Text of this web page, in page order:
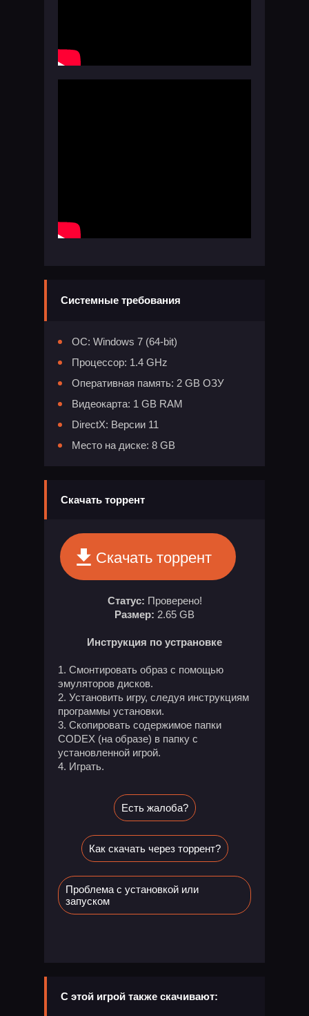
Системные требования
ОС: Windows 7 (64-bit)
Процессор: 1.4 GHz
Оперативная память: 2 GB ОЗУ
Видеокарта: 1 GB RAM
DirectX: Версии 11
Место на диске: 8 GB
Скачать торрент
Скачать торрент
Статус: Проверено!
Размер: 2.65 GB
Инструкция по устрановке
Смонтировать образ с помощью
эмуляторов дисков.
Установить игру, следуя инструкциям
программы установки.
Скопировать содержимое папки
CODEX (на образе) в папку с
установленной игрой.
Играть.
Есть жалоба?
Как скачать через торрент?
Проблема с установкой или
запуском
С этой игрой также скачивают: